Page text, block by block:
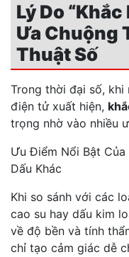
Lý Do
Ưa Chuộng
Thuật Số
Trong thời đại số, khi
điện tử xuất hiện,
trọng nhờ vào nhiều
Ưu Điểm Nổi Bật
Dấu Khác
Khi so sánh với các
cao su hay dấu kim
về độ bền và tính
chỉ tạo cảm giác dễ